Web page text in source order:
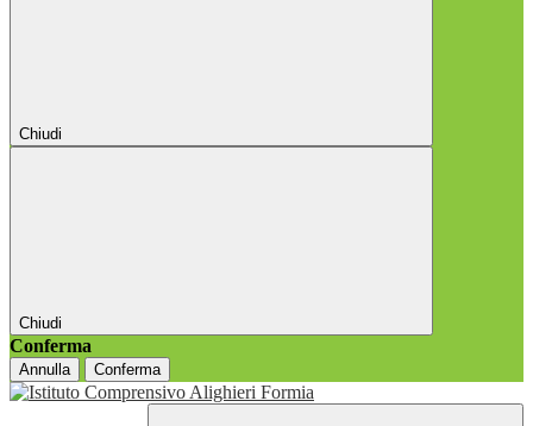
Chiudi
Chiudi
Conferma
Annulla Conferma